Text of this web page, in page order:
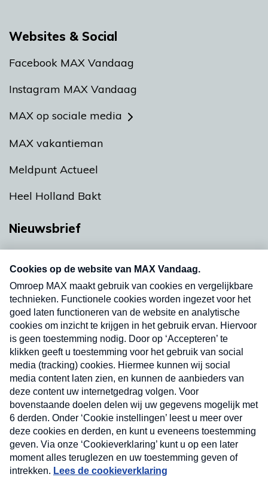
Websites & Social
Facebook MAX Vandaag
Instagram MAX Vandaag
MAX op sociale media
MAX vakantieman
Meldpunt Actueel
Heel Holland Bakt
Nieuwsbrief
nieuwsbrief. Elke vrijdag- en dinsdagochtend in
uw mailbox.
Verzend
Nieuwsbrief
Neem hier een gratis abonnement op onze
nieuwsbrief. Elke vrijdag- en dinsdagochtend in uw